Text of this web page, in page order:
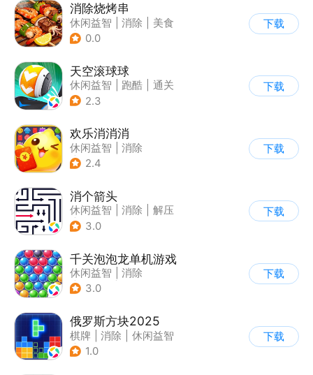
消除烧烤串
休闲益智 消除
美食
| 清新
0.0
下载
天空滚球球
休闲益智 跑酷
通关
2.3
下载
欢乐消消消
休闲益智
消除
| 积分网赚
2.4
下载
消个箭头
休闲益智 消除
解压
| 清新
3.0
下载
千关泡泡龙单机游戏
休闲益智
消除
| 泡泡龙
3.0
下载
俄罗斯方块2025
棋牌 消除
休闲益智
| 俄罗斯方块
1.0
下载